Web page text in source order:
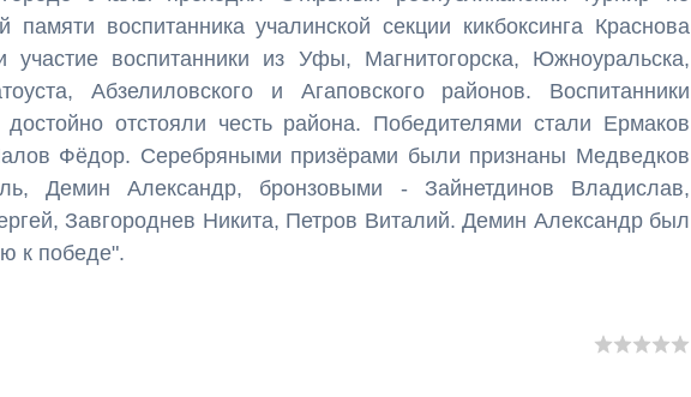
памяти воспитанника учалинской секции кикбоксинга Краснова
воспитанники из Уфы, Магнитогорска, Южноуральска,
Абзелиловского и Агаповского районов. Воспитанники
достойно отстояли честь района. Победителями стали Ермаков
Фёдор. Серебряными призёрами были признаны Медведков
Демин Александр, бронзовыми - Зайнетдинов Владислав,
Завгороднев Никита, Петров Виталий. Демин Александр был
к победе".